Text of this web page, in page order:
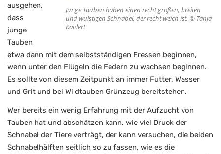
Junge Tauben haben einen recht großen, breiten
und wulstigen Schnabel, der recht weich ist, © Tanja
Kahlert
ausgehen,
dass
junge
Tauben
etwa dann mit dem selbstständigen Fressen beginnen,
wenn unter den Flügeln die Federn zu wachsen beginnen.
Es sollte von diesem Zeitpunkt an immer Futter, Wasser
und Grit und bei Wildtauben Grünzeug bereitstehen.
Wer bereits ein wenig Erfahrung mit der Aufzucht von
Tauben hat und abschätzen kann, wie viel Druck der
Schnabel der Tiere verträgt, der kann versuchen, die beiden
Schnabelhälften seitlich so zu fassen, wie es die